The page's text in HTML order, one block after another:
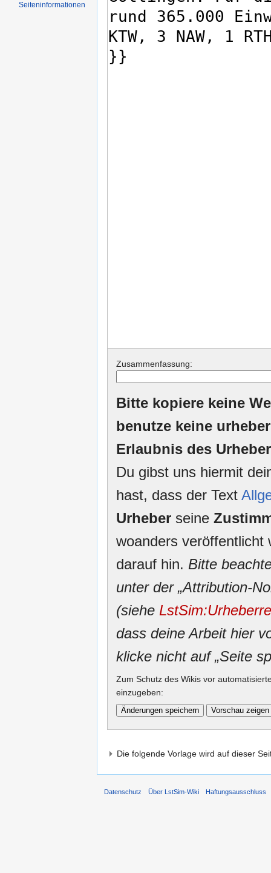
Zusammenfassung:
Bitte kopiere keine
benutze keine
Erlaubnis des
Du gibst uns hiermit
hast, dass der Text
Urheber seine
woanders veröffentlicht
darauf hin. Bitte
unter der „Attribution-
(siehe
dass deine Arbeit hier
klicke nicht auf „Seite
Zum Schutz des Wikis vor
einzugeben:
Die folgende Vorlage wird auf dieser
Seiten­informationen
Datenschutz Über LstSim-Wiki Haftungsausschluss